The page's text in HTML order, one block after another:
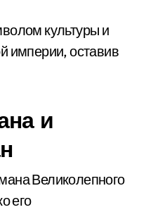
культуры и
империи, оставив
и
Великолепного
его